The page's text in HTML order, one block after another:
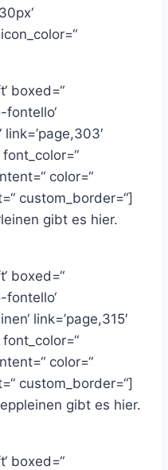
boxed=“
fontello‘
color=“
custom_border=“]
gibt es hier.
boxed=“
fontello‘
link=’page,315′
color=“
custom_border=“]
gibt es hier.
boxed=“